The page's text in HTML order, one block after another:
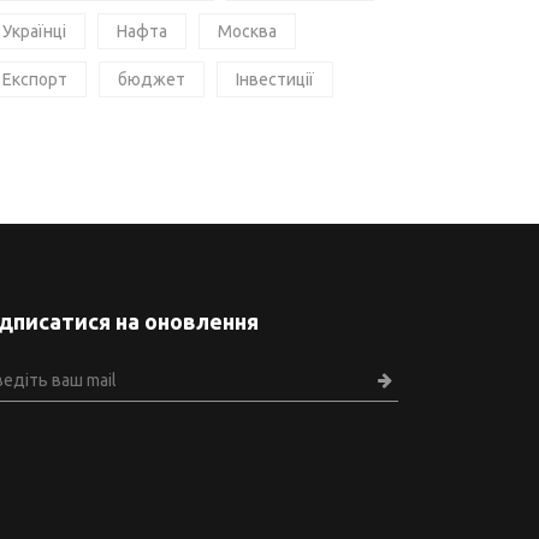
Українці Нафта Москва
Експорт бюджет Інвестиції
на оновлення